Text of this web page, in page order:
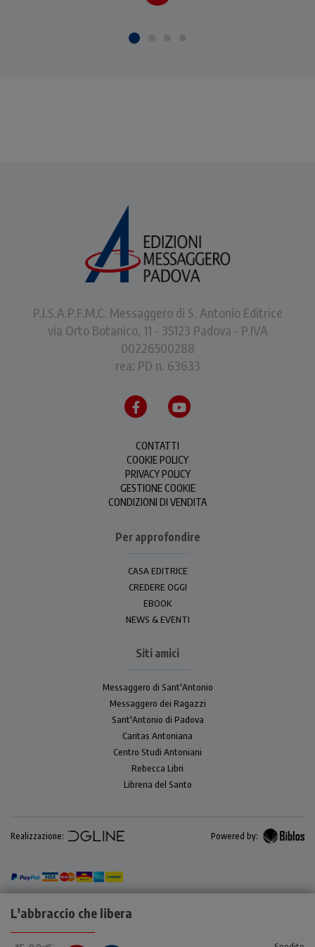
L'abbraccio che libera
P.I.S.A.P.F.M.C. Messaggero di S. Antonio Editrice
via Orto Botanico, 11 - 35123 Padova - P.IVA
00226500288
rea: PD n. 63633
CONTATTI
COOKIE POLICY
PRIVACY POLICY
GESTIONE COOKIE
CONDIZIONI DI VENDITA
Per approfondire
CASA EDITRICE
CREDERE OGGI
EBOOK
NEWS & EVENTI
Siti amici
Messaggero di Sant'Antonio
Messaggero dei Ragazzi
Sant'Antonio di Padova
Caritas Antoniana
Centro Studi Antoniani
Rebecca Libri
Libreria del Santo
Realizzazione: Powered by: